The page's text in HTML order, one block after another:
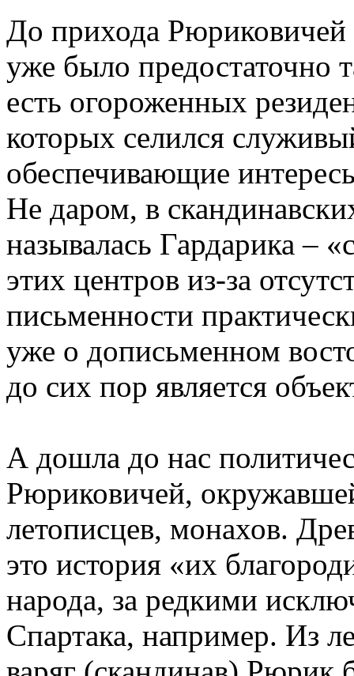
До прихода
уже было предостаточно
есть огороженных
которых селился
обеспечивающие
Не даром, в
называлась Гардарика –
этих центров из-за
письменности
уже о дописьменном
до сих пор является
А дошла до нас
Рюриковичей,
летописцев, монахов.
это история «их
народа, за редкими
Спартака, например. Из